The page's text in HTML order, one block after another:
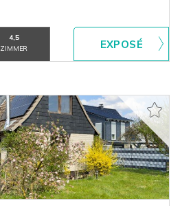
4,5
ZIMMER